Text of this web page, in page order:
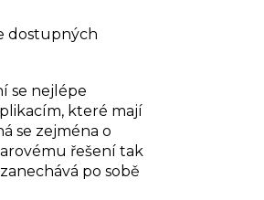
dostupných
se nejlépe
které mají
se zejména o
řešení tak
po sobě